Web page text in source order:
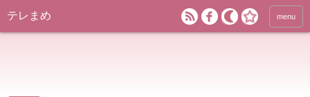
テレまめ menu